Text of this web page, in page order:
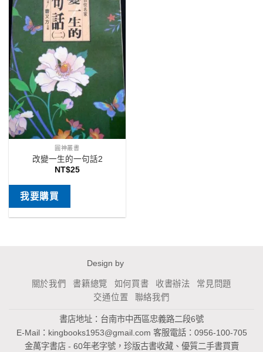
圓神叢書
改變一生的一句話2
NT$25
我要購買
Design by
關於我們 書籍總覽 如何買書 收書辦法
常見問題
交通位置
聯絡我們
書店地址：台南市中西區忠義路二段6號
E-Mail： kingbooks1953@gmail.com 客服電話：0956-100-705
金萬字書店 - 60年老字號，珍版古書收藏、優質二手書買賣